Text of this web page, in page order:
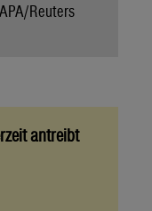
APA/Reuters
antreibt